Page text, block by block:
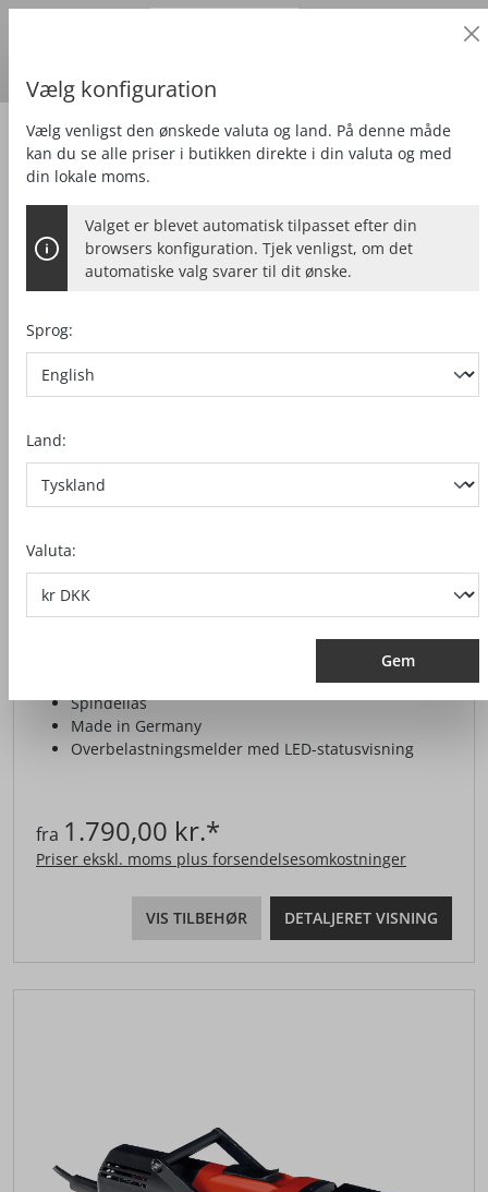
Fræse Fræsemotor
FRÆSEMOTOR FM 800 / FM 1000
Spindellås
Made in Germany
Overbelastningsmelder med LED-statusvisning
fra 1.790,00 kr.*
Priser ekskl. moms plus forsendelsesomkostninger
VIS TILBEHØR DETALJERET VISNING
Vælg konfiguration
Vælg venligst den ønskede valuta og land. På denne måde
kan du se alle priser i butikken direkte i din valuta og med
din lokale moms.
Valget er blevet automatisk tilpasset efter din
browsers konfiguration. Tjek venligst, om det
automatiske valg svarer til dit ønske.
Sprog:
Land:
Valuta:
Gem